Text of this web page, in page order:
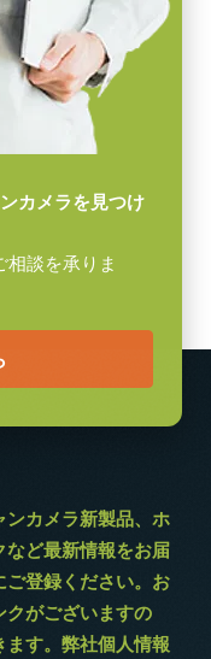
理機能は使用できませ
)
みご購入いただけま
カメラを見つけ
相談を承りま
ンカメラ新製品、ホ
など最新情報をお届
ご登録ください。お
クがございますの
す。弊社個人情報